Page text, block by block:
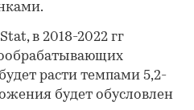
в 2018-2022 гг
расти темпами 5,2-
будет обусловлен